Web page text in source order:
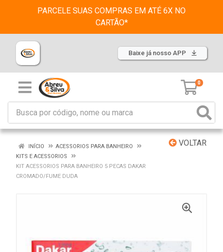
PARCELE SUAS COMPRAS EM ATÉ 6X NO
CARTÃO*
Baixe já nosso APP
0
VOLTAR
INÍCIO
ACESSORIOS PARA BANHEIRO
KITS E ACESSORIOS
KIT ACESSORIOS PARA BANHEIRO 5 PECAS DAKAR
CROMADO/FUME DUDA